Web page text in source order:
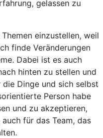
gelassen zu
einzustellen, weil
finde Veränderungen
Dabei ist es auch
hinten zu stellen und
Dinge und sich selbst
Person habe
und zu akzeptieren,
für das Team, das